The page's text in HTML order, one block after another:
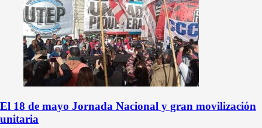
El 18 de mayo Jornada Nacional y gran movilización
unitaria